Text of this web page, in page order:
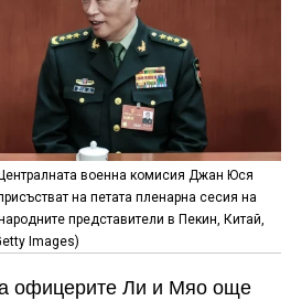
военна комисия Джан Юся
на петата пленарна сесия на
представители в Пекин, Китай,
Images)
офицерите Ли и Мяо още